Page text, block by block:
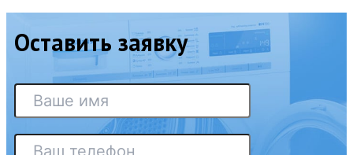
Оставить заявку